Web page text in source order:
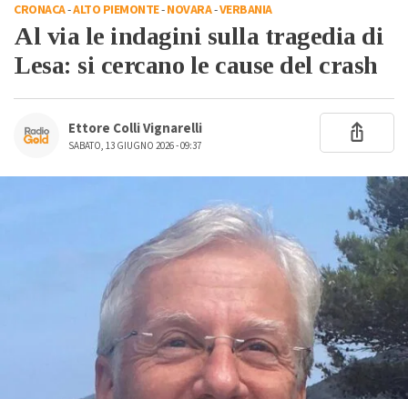
CRONACA-ALTO PIEMONTE-NOVARA-VERBANIA
Al via le indagini sulla tragedia di
Lesa: si cercano le cause del crash
Ettore Colli Vignarelli
SABATO, 13 GIUGNO 2026 - 09:37